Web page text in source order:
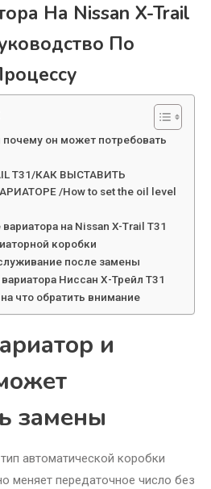
На Nissan X-Trail
По
почему он может потребовать
T31/КАК ВЫСТАВИТЬ
/How to set the oil level
на Nissan X-Trail T31
коробки
после замены
Ниссан Х-Трейл Т31
что обратить внимание
и
замены
автоматической коробки
меняет передаточное число без